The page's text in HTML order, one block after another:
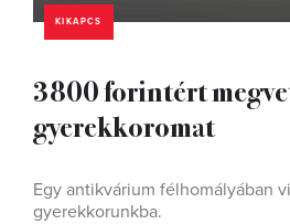
KIKAPCS
3800 forintért
gyerekkoromat
Egy antikvárium félhomályában
gyerekkorunkba.